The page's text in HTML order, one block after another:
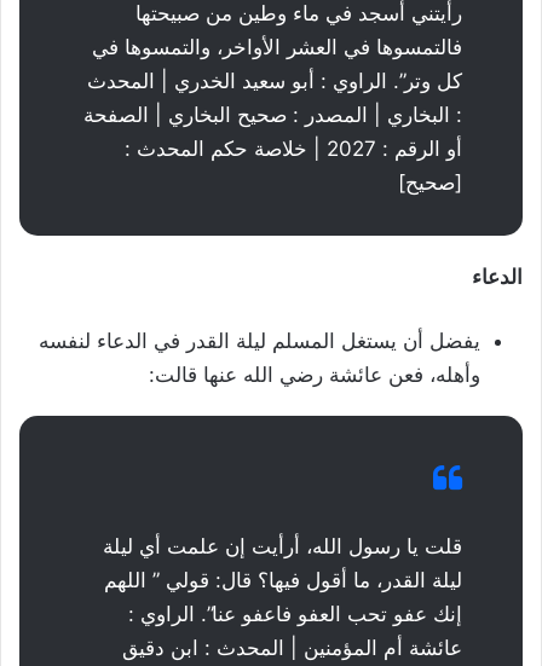
رأيتني أسجد في ماء وطين من صبيحتها
فالتمسوها في العشر الأواخر، والتمسوها في
كل وتر”. الراوي : أبو سعيد الخدري | المحدث
: البخاري | المصدر : صحيح البخاري | الصفحة
أو الرقم : 2027 | خلاصة حكم المحدث :
[صحيح]
الدعاء
يفضل أن يستغل المسلم ليلة القدر في الدعاء لنفسه
وأهله، فعن عائشة رضي الله عنها قالت:
قلت يا رسول الله، أرأيت إن علمت أي ليلة
ليلة القدر، ما أقول فيها؟ قال: قولي ” اللهم
إنك عفو تحب العفو فاعفو عنا”. الراوي :
عائشة أم المؤمنين | المحدث : ابن دقيق